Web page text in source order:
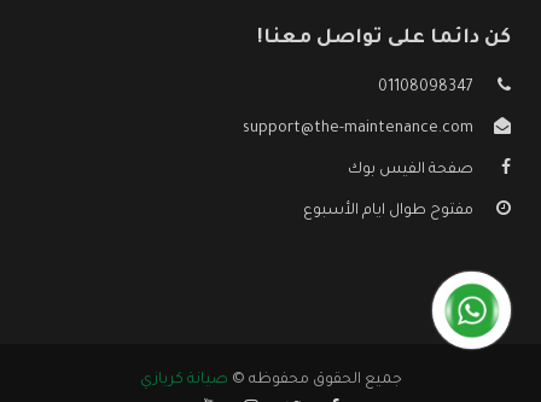
كن دائما على تواصل معنا!
01108098347
support@the-maintenance.com
صفحة الفيس بوك
مفتوح طوال ايام الأسبوع
جميع الحقوق محفوظه © صيانة كريازي